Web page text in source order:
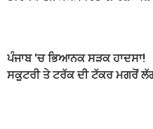
ਪੰਜਾਬ 'ਚ ਭਿਆਨਕ ਸੜਕ ਹਾਦਸਾ!
ਸਕੂਟਰੀ ਤੇ ਟਰੱਕ ਦੀ ਟੱਕਰ ਮਗਰੋਂ